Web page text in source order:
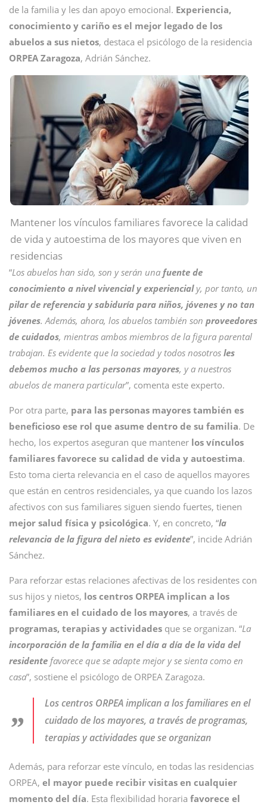
de la familia y les dan apoyo emocional. Experiencia,
conocimiento y cariño es el mejor legado de los
abuelos a sus nietos, destaca el psicólogo de la residencia
ORPEA Zaragoza, Adrián Sánchez.
Mantener los vínculos familiares favorece la calidad
de vida y autoestima de los mayores que viven en
residencias
“Los abuelos han sido, son y serán una fuente de
conocimiento a nivel vivencial y experiencialy, por tanto, un
pilar de referencia y sabiduría para niños, jóvenes y no tan
jóvenes. Además, ahora, los abuelos también son proveedores
de cuidados, mientras ambos miembros de la figura parental
trabajan. Es evidente que la sociedad y todos nosotros les
debemos mucho a las personas mayores, y a nuestros
abuelos de manera particular”, comenta este experto.
Por otra parte, para las personas mayores también es
beneficioso ese rol que asume dentro de su familia. De
hecho, los expertos aseguran que mantener los vínculos
familiares favorece su calidad de vida y autoestima.
Esto toma cierta relevancia en el caso de aquellos mayores
que están en centros residenciales, ya que cuando los lazos
afectivos con sus familiares siguen siendo fuertes, tienen
mejor salud física y psicológica. Y, en concreto, “la
relevancia de la figura del nieto es evidente”, incide Adrián
Sánchez.
Para reforzar estas relaciones afectivas de los residentes con
sus hijos y nietos, los centros ORPEA implican a los
familiares en el cuidado de los mayores, a través de
programas, terapias y actividades que se organizan. “La
incorporación de la familia en el día a día de la vida del
residente favorece que se adapte mejor y se sienta como en
casa”, sostiene el psicólogo de ORPEA Zaragoza.
Los centros ORPEA implican a los familiares en el
cuidado de los mayores, a través de programas,
terapias y actividades que se organizan
Además, para reforzar este vínculo, en todas las residencias
ORPEA, el mayor puede recibir visitas en cualquier
momento del día. Esta flexibilidad horaria favorece el